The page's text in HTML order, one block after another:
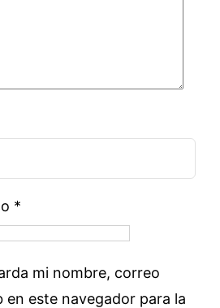
*
mi nombre, correo
este navegador para la